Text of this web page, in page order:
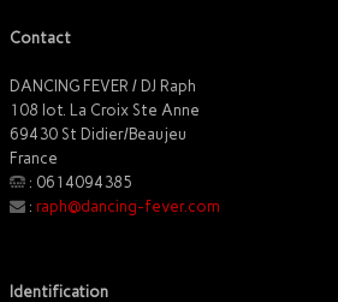
Contact
DANCING FEVER / DJ Raph
108 lot. La Croix Ste Anne
69430 St Didier/Beaujeu
France
: 0614094385
: raph@dancing-fever.com
Identification